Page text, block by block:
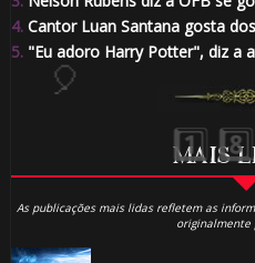
4.Cantor Luan Santana gosta
5."Eu adoro Harry Potter", diz a
MAIS
As publicações mais lidas refletem as
originalmente